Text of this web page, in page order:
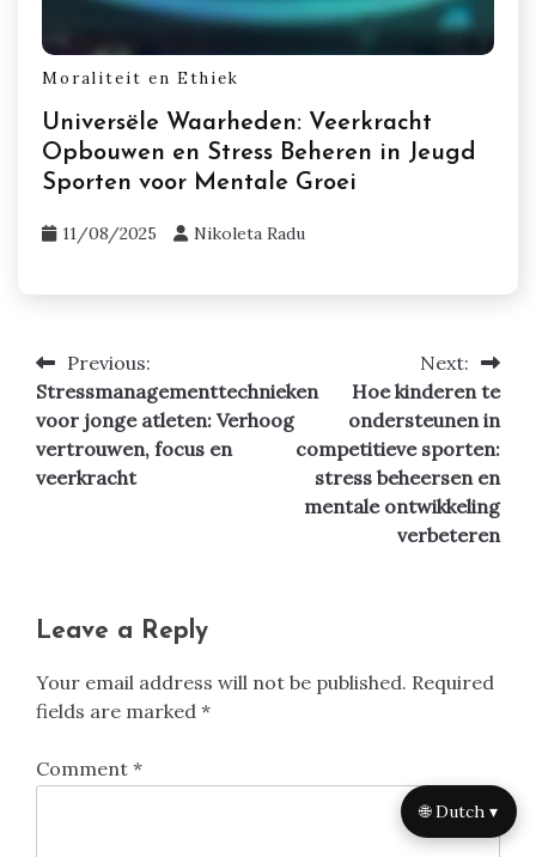
Moraliteit en Ethiek
Universële Waarheden: Veerkracht
Opbouwen en Stress Beheren in Jeugd
Sporten voor Mentale Groei
11/08/2025 Nikoleta Radu
Post
navigation
Previous:
Stressmanagementtechnieken
voor jonge atleten: Verhoog
vertrouwen, focus en
veerkracht
Next:
Hoe kinderen te
ondersteunen in
competitieve sporten:
stress beheersen en
mentale ontwikkeling
verbeteren
Leave a Reply
Your email address will not be published. Required
fields are marked *
Comment *
🌐 Dutch ▾